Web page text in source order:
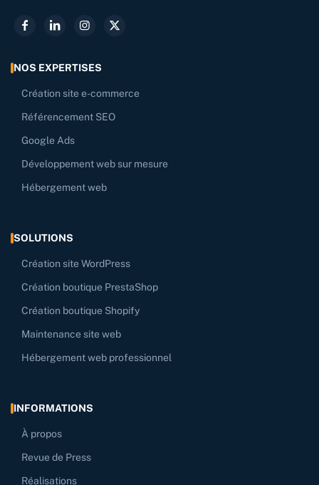
NOS EXPERTISES
Création site e-commerce
Référencement SEO
Google Ads
Développement web sur mesure
Hébergement web
SOLUTIONS
Création site WordPress
Création boutique PrestaShop
Création boutique Shopify
Maintenance site web
Hébergement web professionnel
INFORMATIONS
À propos
Revue de Press
Réalisations